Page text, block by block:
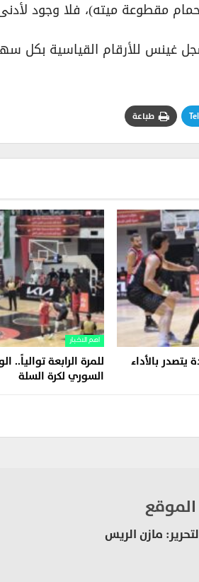
مقطوعة ميته)، فلا وجود
غينس للأرقام القياسية بكل
طباعة
بالأداء
اهم الاخبار
للمرة الرابعة توالياً..
السوري لكرة السلة
الموقع
مازن الريس